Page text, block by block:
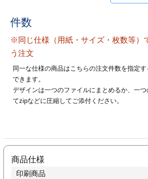
ファイル印刷
ァイル印刷
印刷
印刷
リーブ印刷
ムカード印刷
刷
カード印刷
フォルダー
ァイル印刷
件数
※同じ仕様（用紙・サイズ・枚数等）
う注文
同一な仕様の商品はこちらの注文件数を指定
できます。
デザインは一つのファイルにまとめるか、一
てzipなどに圧縮してご添付ください。
商品仕様
印刷商品